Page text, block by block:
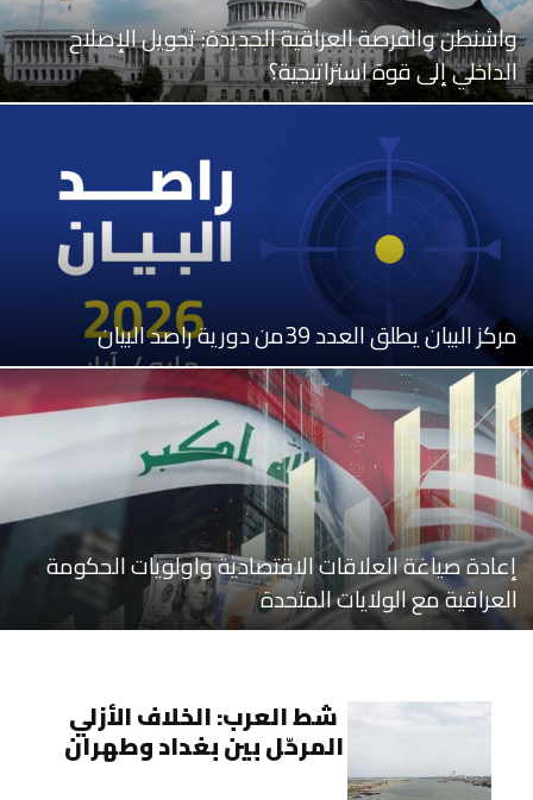
واشنطن والفرصة العراقية الجديدة: تحويل الإصلاح
الداخلي إلى قوة استراتيجية؟
مركز البيان يطلق العدد 39من دورية راصد البيان
إعادة صياغة العلاقات الاقتصادية واولويات الحكومة
العراقية مع الولايات المتحدة
شط العرب: الخلاف الأزلي
المرحّل بين بغداد وطهران